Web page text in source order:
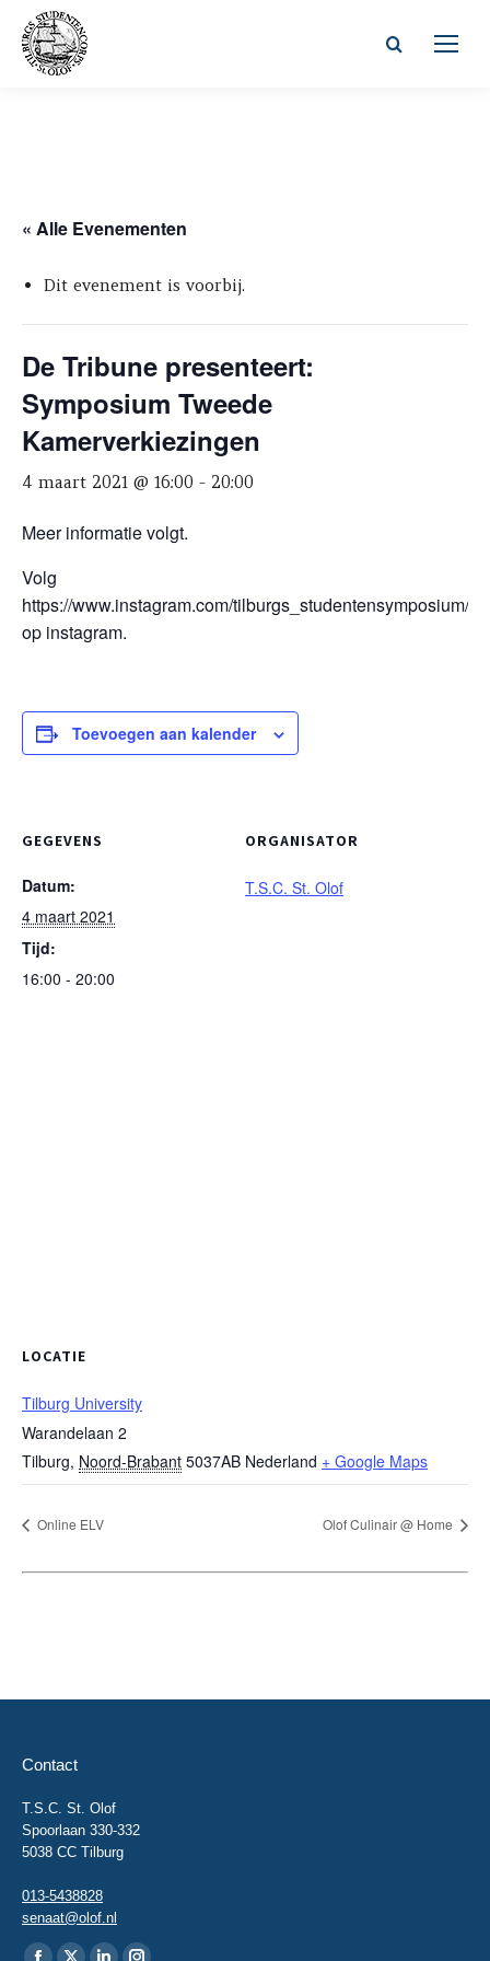
Zoeken:
« Alle Evenementen
Dit evenement is voorbij.
De Tribune presenteert:
Symposium Tweede
Kamerverkiezingen
4 maart 2021 @ 16:00 - 20:00
Meer informatie volgt.
Volg
https://www.instagram.com/tilburgs_studentensymposium/
op instagram.
Toevoegen aan kalender
GEGEVENS
Datum:
4 maart 2021
Tijd:
16:00 - 20:00
ORGANISATOR
T.S.C. St. Olof
LOCATIE
Tilburg University
Warandelaan 2
Tilburg, Noord-Brabant 5037AB Nederland + Google Maps
Online ELV Olof Culinair @ Home
Contact
T.S.C. St. Olof
Spoorlaan 330-332
5038 CC Tilburg
013-5438828
senaat@olof.nl
Vind ons op: